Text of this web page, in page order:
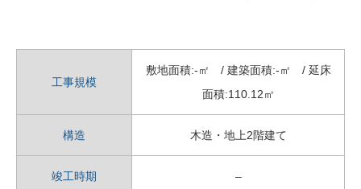
工事規模
敷地面積:-㎡ / 建築面積:-㎡ / 延床
面積:110.12㎡
構造 木造・地上2階建て
竣工時期 –